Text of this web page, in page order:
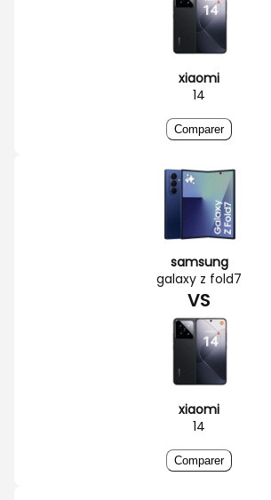
xiaomi
14
Comparer
samsung
galaxy z fold7
VS
xiaomi
14
Comparer